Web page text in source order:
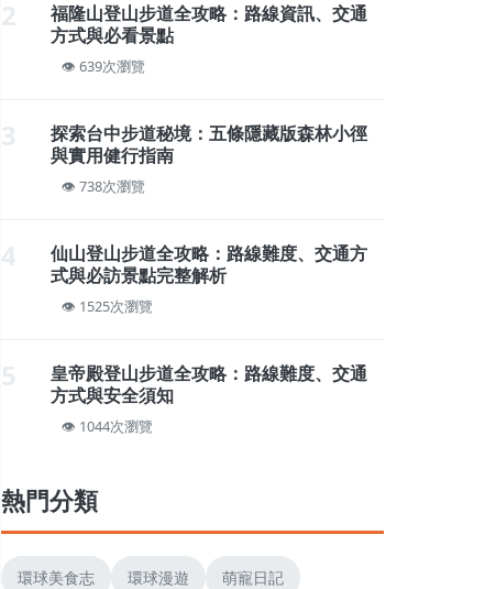
福隆山登山步道全攻略：路線資訊、交通
方式與必看景點
639次瀏覽
探索台中步道秘境：五條隱藏版森林小徑
與實用健行指南
738次瀏覽
仙山登山步道全攻略：路線難度、交通方
式與必訪景點完整解析
1525次瀏覽
皇帝殿登山步道全攻略：路線難度、交通
方式與安全須知
1044次瀏覽
熱門分類
環球美食志 環球漫遊 萌寵日記